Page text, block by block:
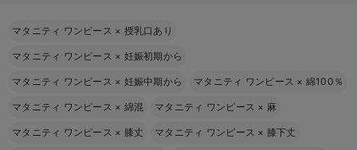
マタニティ ワンピース × 授乳口あり
マタニティ ワンピース × 妊娠初期から
マタニティ ワンピース × 妊娠中期から マタニティ ワンピース × 綿100％
マタニティ ワンピース × 綿混 マタニティ ワンピース × 麻
マタニティ ワンピース × 膝丈 マタニティ ワンピース × 膝下丈